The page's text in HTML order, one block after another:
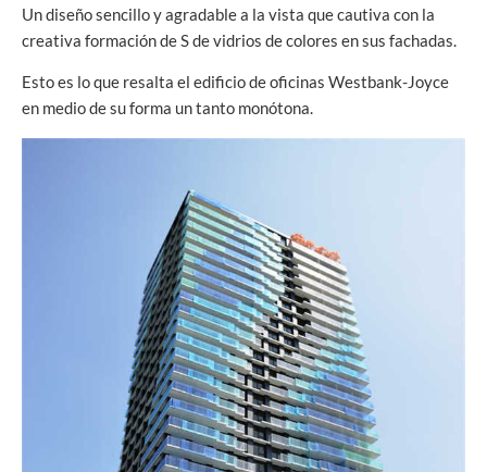
Un diseño sencillo y agradable a la vista que cautiva con la
creativa formación de S de vidrios de colores en sus fachadas.
Esto es lo que resalta el edificio de oficinas Westbank-Joyce
en medio de su forma un tanto monótona.